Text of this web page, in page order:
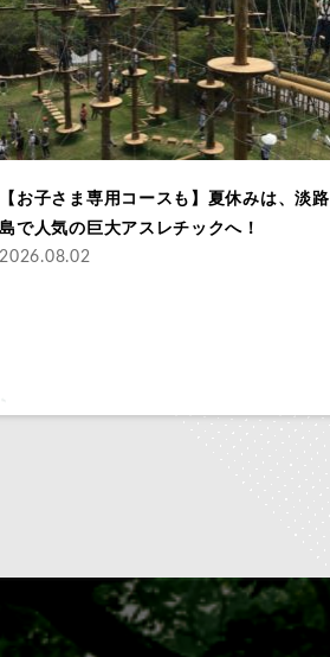
【お子さま専用コースも】夏休みは、淡路
島で人気の巨大アスレチックへ！
2026.08.02